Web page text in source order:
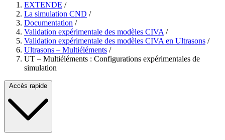
EXTENDE /
La simulation CND /
Documentation /
Validation expérimentale des modèles CIVA /
Validation expérimentale des modèles CIVA en Ultrasons /
Ultrasons – Multiéléments /
UT – Multiéléments : Configurations expérimentales de
simulation
Accès rapide